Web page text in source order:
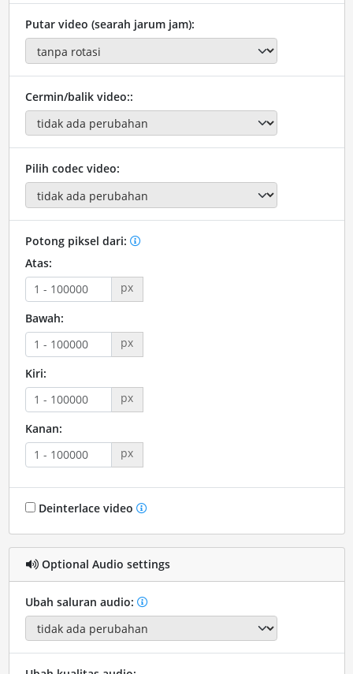
Putar video (searah jarum jam):
Cermin/balik video::
Pilih codec video:
Potong piksel dari:
Atas:
px
Bawah:
px
Kiri:
px
Kanan:
px
Deinterlace video
Optional Audio settings
Ubah saluran audio: